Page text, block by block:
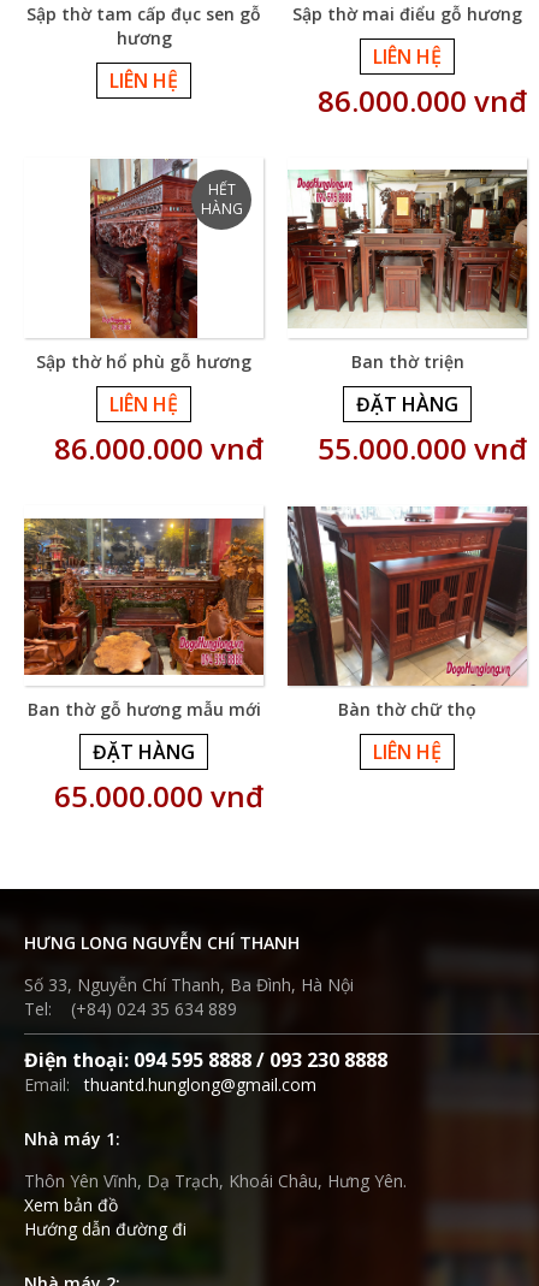
Sập thờ tam cấp đục sen gỗ
hương
LIÊN HỆ
Sập thờ mai điểu gỗ hương
LIÊN HỆ
86.000.000 vnđ
Sập thờ hổ phù gỗ hương
LIÊN HỆ
86.000.000 vnđ
Ban thờ triện
ĐẶT HÀNG
55.000.000 vnđ
Ban thờ gỗ hương mẫu mới
ĐẶT HÀNG
65.000.000 vnđ
Bàn thờ chữ thọ
LIÊN HỆ
HƯNG LONG NGUYỄN CHÍ THANH
Số 33, Nguyễn Chí Thanh, Ba Đình, Hà Nội
Tel: (+84) 024 35 634 889
Điện thoại: 094 595 8888 / 093 230 8888
Email:thuantd.hunglong@gmail.com
Nhà máy 1:
Thôn Yên Vĩnh, Dạ Trạch, Khoái Châu, Hưng Yên.
Xem bản đồ
Hướng dẫn đường đi